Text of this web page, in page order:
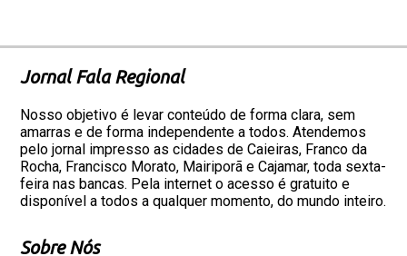
Jornal Fala Regional
Nosso objetivo é levar conteúdo de forma clara, sem
amarras e de forma independente a todos. Atendemos
pelo jornal impresso as cidades de Caieiras, Franco da
Rocha, Francisco Morato, Mairiporã e Cajamar, toda sexta-
feira nas bancas. Pela internet o acesso é gratuito e
disponível a todos a qualquer momento, do mundo inteiro.
Sobre Nós